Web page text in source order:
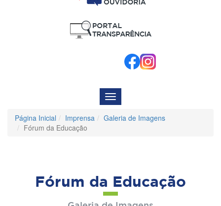
Menu
de
Navegação
Página Inicial Imprensa
Galeria de Imagens
Fórum da Educação
Fórum da Educação